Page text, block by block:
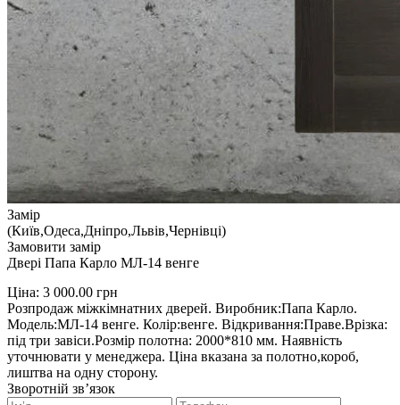
Замір
(Київ,Одеса,Дніпро,Львів,Чернівці)
Замовити замір
Двері Папа Карло МЛ-14 венге
Ціна: 3 000.00 грн
Розпродаж міжкімнатних дверей. Виробник:Папа Карло.
Модель:МЛ-14 венге. Колір:венге. Відкривання:Праве.Врізка:
під три завіси.Розмір полотна: 2000*810 мм. Наявність
уточнювати у менеджера. Ціна вказана за полотно,короб,
лиштва на одну сторону.
Зворотній зв’язок